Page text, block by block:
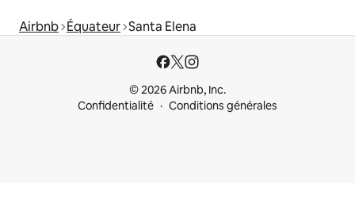
Airbnb Équateur Santa Elena
© 2026 Airbnb, Inc.
Confidentialité
Conditions générales